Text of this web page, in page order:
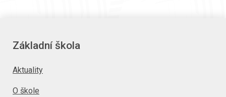
Základní škola
Aktuality
O škole